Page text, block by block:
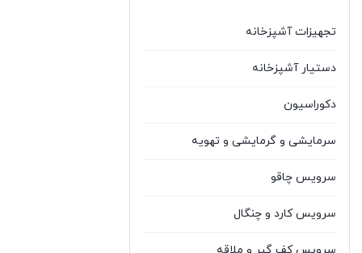
تجهیزات آشپزخانه
دستیار آشپزخانه
دکوراسیون
سرمایشی و گرمایشی و تهویه
سرویس چاقو
سرویس کارد و چنگال